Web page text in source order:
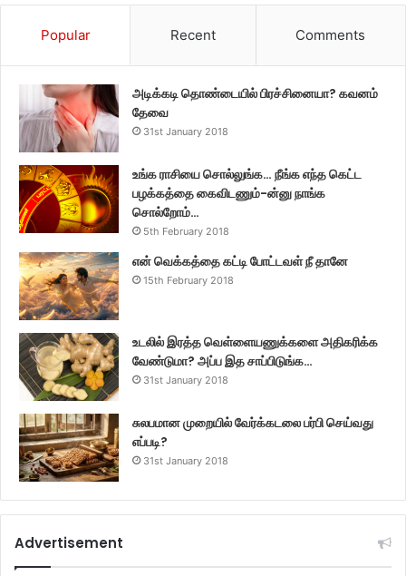
Popular Recent Comments
அடிக்கடி தொண்டையில் பிரச்சினையா? கவனம்
தேவை
31st January 2018
உங்க ராசியை சொல்லுங்க… நீங்க எந்த கெட்ட
பழக்கத்தை கைவிடணும்-ன்னு நாங்க
சொல்றோம்…
5th February 2018
என் வெக்கத்தை கட்டி போட்டவள் நீ தானே
15th February 2018
உடலில் இரத்த வெள்ளையணுக்களை அதிகரிக்க
வேண்டுமா? அப்ப இத சாப்பிடுங்க…
31st January 2018
சுலபமான முறையில் வேர்க்கடலை பர்பி செய்வது
எப்படி?
31st January 2018
Advertisement